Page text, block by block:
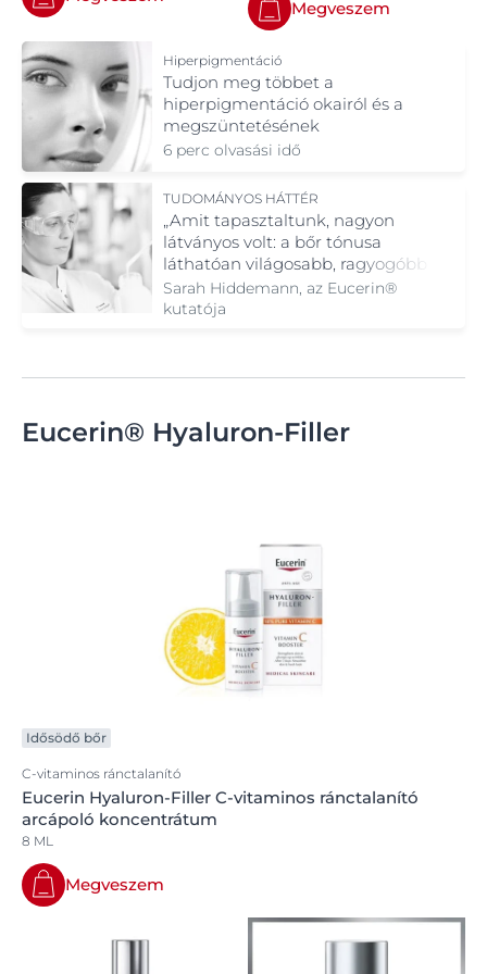
Megveszem
Hiperpigmentáció
Tudjon meg többet a
hiperpigmentáció okairól és a
megszüntetésének
lehetőségeiról.
6 perc olvasási idő
TUDOMÁNYOS HÁTTÉR
„Amit tapasztaltunk, nagyon
látványos volt: a bőr tónusa
láthatóan világosabb, ragyogóbb
és még egyenletesebb lett."
Sarah Hiddemann, az Eucerin®
kutatója
Eucerin® Hyaluron-Filler
Idősödő bőr
C-vitaminos ránctalanító
Eucerin Hyaluron-Filler C-vitaminos ránctalanító
arcápoló koncentrátum
8 ML
Megveszem